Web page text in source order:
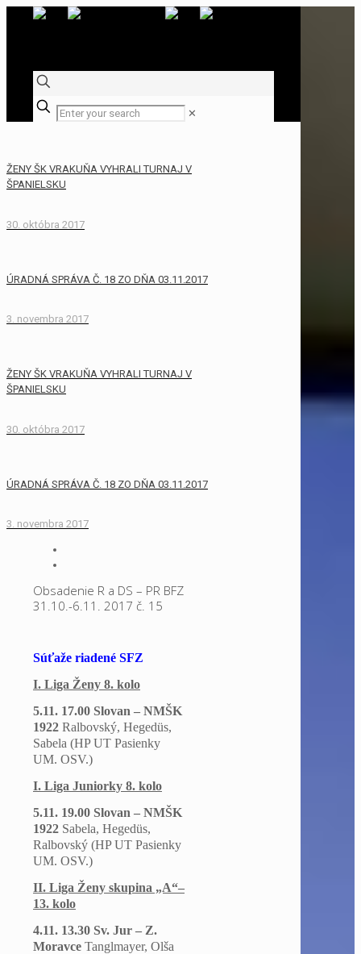
✕
ŽENY ŠK VRAKUŇA VYHRALI TURNAJ V
ŠPANIELSKU
30. októbra 2017
ÚRADNÁ SPRÁVA Č. 18 ZO DŇA 03.11.2017
3. novembra 2017
ŽENY ŠK VRAKUŇA VYHRALI TURNAJ V
ŠPANIELSKU
30. októbra 2017
ÚRADNÁ SPRÁVA Č. 18 ZO DŇA 03.11.2017
3. novembra 2017
Obsadenie R a DS – PR BFZ
31.10.-6.11. 2017 č. 15
Súťaže riadené SFZ
I. Liga Ženy 8. kolo
5.11. 17.00 Slovan – NMŠK
1922 Ralbovský, Hegedüs,
Sabela (HP UT Pasienky
UM. OSV.)
I. Liga Juniorky 8. kolo
5.11. 19.00 Slovan – NMŠK
1922 Sabela, Hegedüs,
Ralbovský (HP UT Pasienky
UM. OSV.)
II. Liga Ženy skupina „A“–
13. kolo
4.11. 13.30 Sv. Jur – Z.
Moravce Tanglmayer, Olša